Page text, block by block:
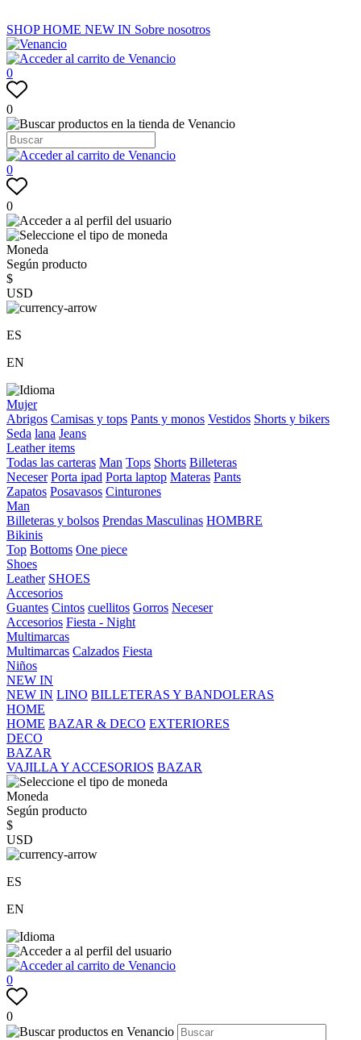
SHOPHOME NEW IN Sobre nosotros
0
0
0
0
Moneda
Según producto
$
USD
ES
EN
Mujer
Abrigos Camisas y tops Pants y monos Vestidos Shorts y bikers
Seda lana Jeans
Leather items
Todas las carteras Man Tops Shorts Billeteras
Neceser Porta ipad Porta laptop Materas Pants
Zapatos Posavasos Cinturones
Man
Billeteras y bolsos Prendas Masculinas HOMBRE
Bikinis
Top Bottoms One piece
Shoes
Leather SHOES
Accesorios
Guantes Cintos cuellitos Gorros Neceser
Accesorios Fiesta - Night
Multimarcas
Multimarcas Calzados Fiesta
Niños
NEW IN
NEW IN LINO BILLETERAS Y BANDOLERAS
HOME
HOME BAZAR & DECO EXTERIORES
DECO
BAZAR
VAJILLA Y ACCESORIOS BAZAR
Moneda
Según producto
$
USD
ES
EN
0
0